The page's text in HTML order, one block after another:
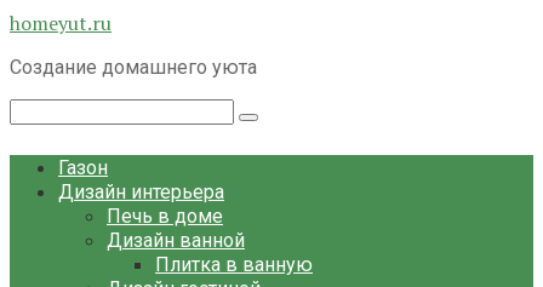
Перейти
контенту
homeyut.ru
Создание домашнего уюта
Газон
Дизайн интерьера
Печь в доме
Дизайн ванной
Плитка в ванную